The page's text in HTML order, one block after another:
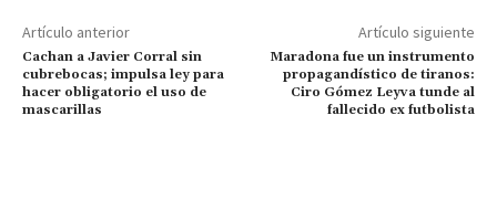
Artículo anterior
Cachan a Javier Corral sin
cubrebocas; impulsa ley para
hacer obligatorio el uso de
mascarillas
Artículo siguiente
Maradona fue un instrumento
propagandístico de tiranos:
Ciro Gómez Leyva tunde al
fallecido ex futbolista